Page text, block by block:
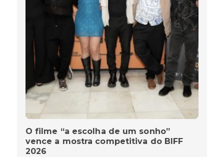
O filme “a escolha de um sonho”
vence a mostra competitiva do BIFF
2026